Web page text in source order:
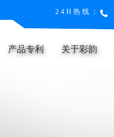
24H热线：
产品专利 关于彩韵